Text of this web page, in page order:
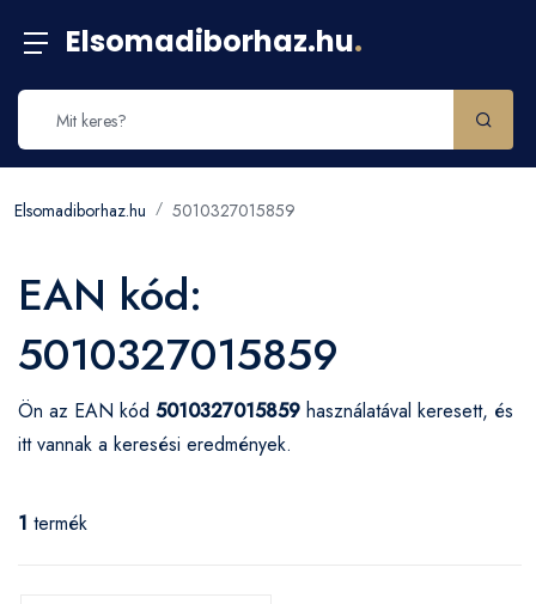
Elsomadiborhaz.hu.
Elsomadiborhaz.hu 5010327015859
EAN kód:
5010327015859
Ön az EAN kód 5010327015859 használatával keresett, és
itt vannak a keresési eredmények.
1 termék